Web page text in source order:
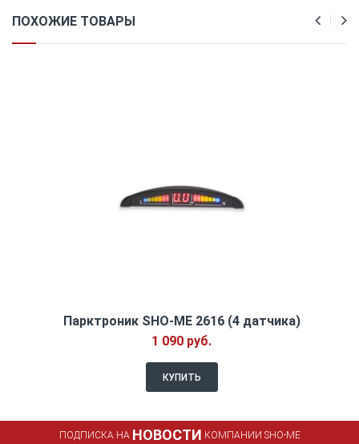
ПОХОЖИЕ ТОВАРЫ
Парктроник SHO-ME 2616 (4 датчика)
1 090 руб.
КУПИТЬ
ПОДПИСКА НА НОВОСТИ КОМПАНИИ SHO-ME